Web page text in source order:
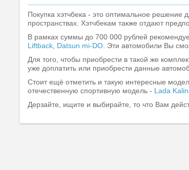
Покупка хэтчбека - это оптимальное
пространствах. Хэтчбекам также отдают
В рамках суммы до 700 000 рублей
Liftback Datsun mi-DO . Эти автомобили Вы
Для того, чтобы приобрести в такой же
уже доплатить или приобрести данные
Стоит ещё отметить и такую интересные
отечественную спортивную модель - Lada
Дерзайте, ищите и выбирайте, то что Вам